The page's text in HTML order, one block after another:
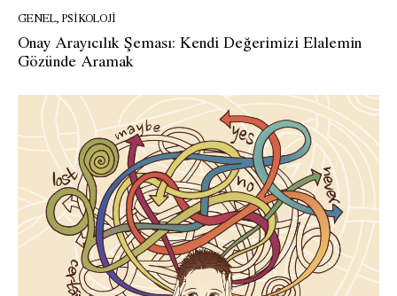
GENEL, PSIKOLOJI
Onay Arayıcılık Şeması: Kendi Değerimizi Elalemin
Gözünde Aramak